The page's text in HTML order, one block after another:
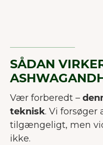
SÅDAN
Vær forberedt –
teknisk. Vi forsøger
tilgængeligt, men
ikke.